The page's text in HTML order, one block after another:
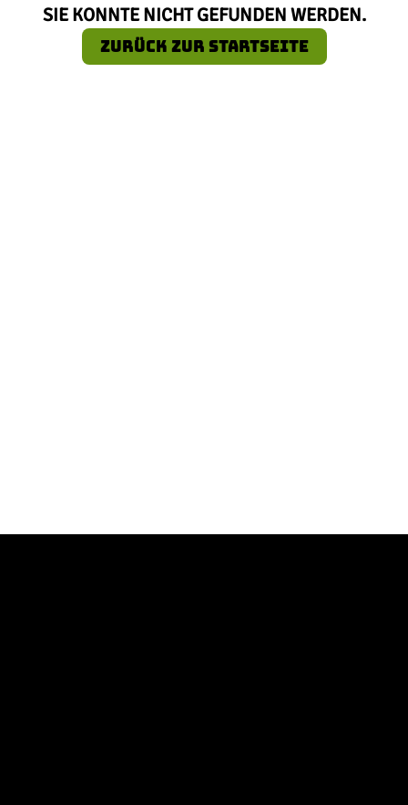
SIE KONNTE NICHT GEFUNDEN WERDEN.
ZURÜCK ZUR STARTSEITE